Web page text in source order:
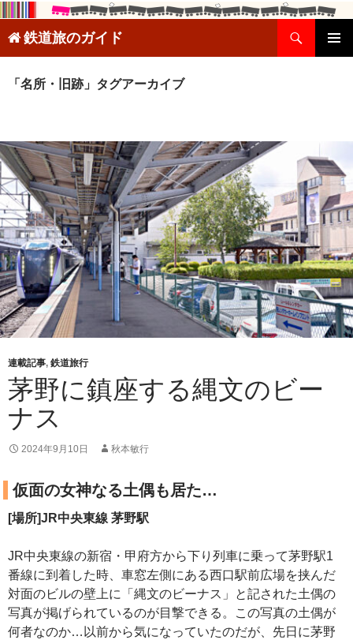
鉄道旅のガイド
索
テ
ス
キ
ッ
プ
「名所・旧跡」タグアーカイブ
連載記事, 鉄道旅行
茅野に鎮座する縄文のビー
ナス
2024年9月10日 秋本敏行
仮面の女神なる土偶も居た…
[場所]JR中央東線 茅野駅
JR中央東線の新宿・甲府方から下り列車に乗って茅野駅1
番線に到着した時、車窓左側にある西口駅前広場を挟んだ
対面のビルの壁上に「縄文のビーナス」と記された土偶の
写真が掲げられているのが目撃できる。この写真の土偶が
何者なのか…以前から気になっていたのだが、先日に茅野